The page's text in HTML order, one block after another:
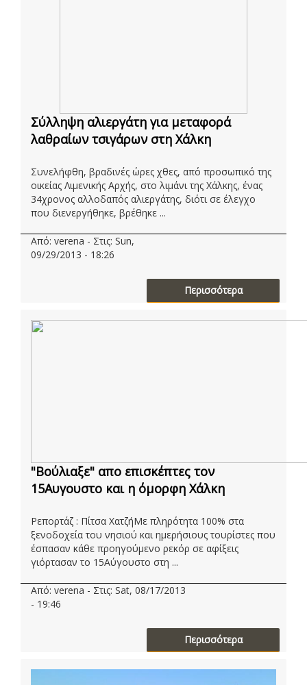
Σύλληψη αλιεργάτη για μεταφορά
λαθραίων τσιγάρων στη Χάλκη
Συνελήφθη, βραδινές ώρες χθες, από προσωπικό της
οικείας Λιμενικής Αρχής, στο λιμάνι της Χάλκης, ένας
34χρονος αλλοδαπός αλιεργάτης, διότι σε έλεγχο
που διενεργήθηκε, βρέθηκε ...
Από: verena - Στις: Sun,
09/29/2013 - 18:26
Περισσότερα
"Βούλιαξε" απο επισκέπτες τον
15Αυγουστο και η όμορφη Χάλκη
Ρεπορτάζ : Πίτσα ΧατζήΜε πληρότητα 100% στα
ξενοδοχεία του νησιού και ημερήσιους τουρίστες που
έσπασαν κάθε προηγούμενο ρεκόρ σε αφίξεις
γιόρτασαν το 15Αύγουστο στη ...
Από: verena - Στις: Sat, 08/17/2013
- 19:46
Περισσότερα